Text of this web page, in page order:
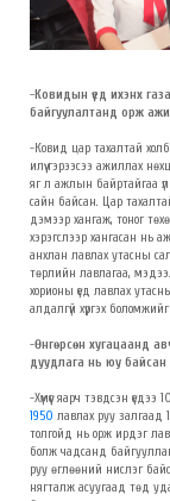
-Ковидын үед ихэнх
байгуулалтанд орж
-Ковид цар тахалтай
илүү гэрээсээ ажиллах
яг л ажлын байртайгаа
сайн байсан. Цар
дэмээр хангаж, тоног
хэрэгслээр хангасан нь
анхлан лавлах утасны
төрлийн лавлагаа,
хорионы үед лавлах
алдалгүй хүргэх
-Өнгөрсөн хугацаанд
дуудлага нь юу байсан
-Хүмүүс яарч тэвдсэн
1950 лавлах руу залгаад
толгойд нь орж ирдэг
болж чадсанд
руу өглөөний нислэг
нягталж асуугаад төд